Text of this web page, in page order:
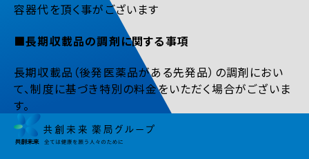
容器代を頂く事がございます
■長期収載品の調剤に関する事項
長期収載品（後発医薬品がある先発品）の調剤におい
て、制度に基づき特別の料金をいただく場合がございま
す。